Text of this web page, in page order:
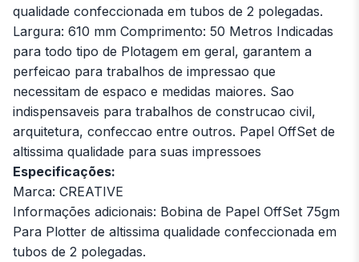
qualidade confeccionada em tubos de 2 polegadas.
Largura: 610 mm Comprimento: 50 Metros Indicadas
para todo tipo de Plotagem em geral, garantem a
perfeicao para trabalhos de impressao que
necessitam de espaco e medidas maiores. Sao
indispensaveis para trabalhos de construcao civil,
arquitetura, confeccao entre outros. Papel OffSet de
altissima qualidade para suas impressoes
Especificações:
Marca: CREATIVE
Informações adicionais: Bobina de Papel OffSet 75gm
Para Plotter de altissima qualidade confeccionada em
tubos de 2 polegadas.